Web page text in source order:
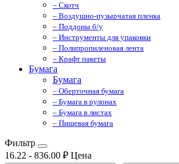
– Скотч
– Воздушно-пузырчатая пленка
– Поддоны б/у
– Инструменты для упаковки
– Полипропиленовая лента
– Крафт пакеты
Бумага
Бумага
– Оберточная бумага
– Бумага в рулонах
– Бумага в листах
– Пищевая бумага
Фильтр
16.22 - 836.00 ₽ Цена